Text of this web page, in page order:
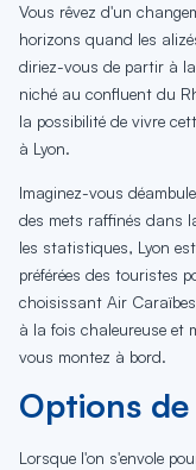
Vous rêvez d'un
horizons quand les
diriez-vous de partir à
niché au confluent du
la possibilité de vivre
à Lyon.
Imaginez-vous
des mets raffinés dans
les statistiques, Lyon
préférées des touristes
choisissant Air
à la fois chaleureuse et
vous montez à bord.
Options
Lorsque l'on s'envole